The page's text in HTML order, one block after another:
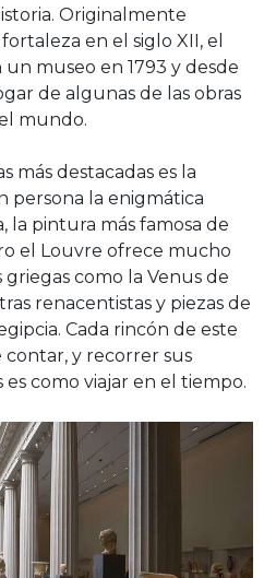
Originalmente
en el siglo XII, el
museo en 1793 y desde
de algunas de las obras
mundo.
más destacadas es la
persona la enigmática
la pintura más famosa de
el Louvre ofrece mucho
como la Venus de
renacentistas y piezas de
Cada rincón de este
y recorrer sus
como viajar en el tiempo.